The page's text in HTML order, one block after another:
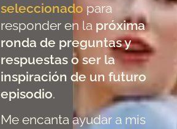
seleccionado para
responder en la próxima
ronda de preguntas y
respuestas o ser la
inspiración de un futuro
episodio.
Me encanta ayudar a mis